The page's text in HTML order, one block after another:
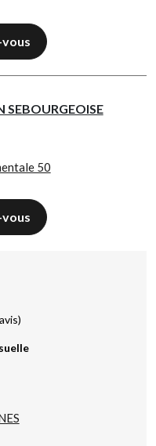
vous
SEBOURGEOISE
50
vous
avis)